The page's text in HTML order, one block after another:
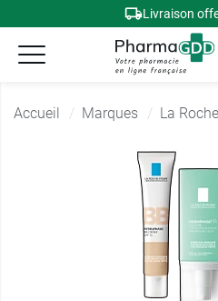
Livraison
Accueil Marques La